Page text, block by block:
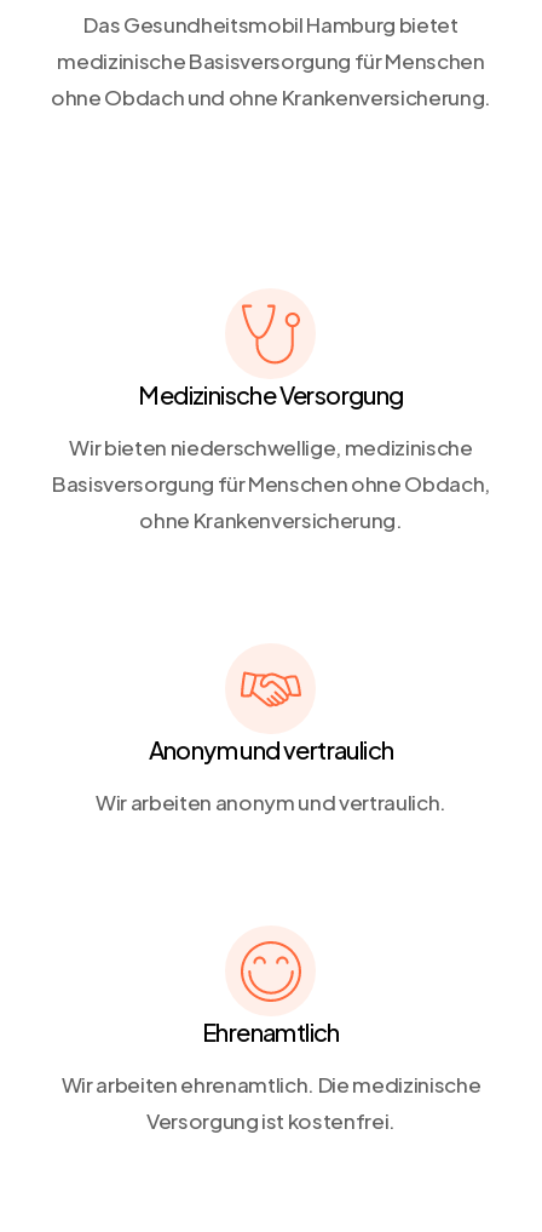
Das Gesundheitsmobil Hamburg bietet
medizinische Basisversorgung für Menschen
ohne Obdach und ohne Krankenversicherung.
Medizinische Versorgung
Wir bieten niederschwellige, medizinische
Basisversorgung für Menschen ohne Obdach,
ohne Krankenversicherung.
Anonym und vertraulich
Wir arbeiten anonym und vertraulich.
Ehrenamtlich
Wir arbeiten ehrenamtlich. Die medizinische
Versorgung ist kostenfrei.